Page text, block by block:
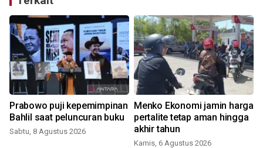
Prabowo puji kepemimpinan
Bahlil saat peluncuran buku
Sabtu, 8 Agustus 2026
Menko Ekonomi jamin harga
pertalite tetap aman hingga
akhir tahun
Kamis, 6 Agustus 2026